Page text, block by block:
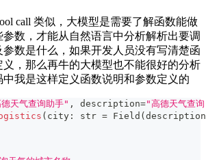
call 类似，大模型是需要了解函数能做
数，才能从自然语言中分析解析出要调
参数是什么，如果开发人员没有写清楚函
，那么再牛的大模型也不能很好的分析
我是这样定义函数说明和参数定义的
天气查询助手" , description="高德天气查
( city : str = Field (description